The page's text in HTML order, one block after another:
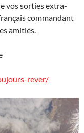
vos sorties extra-
commandant
amitiés.
rever/